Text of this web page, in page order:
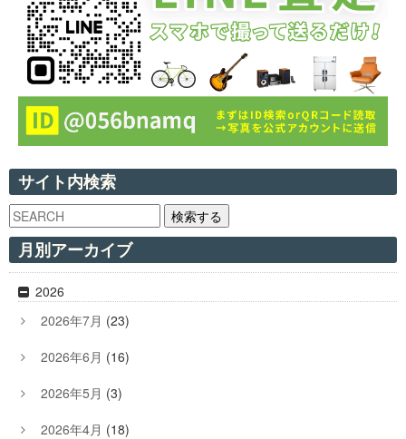
サイト内検索
検索する
月別アーカイブ
2026
2026年7月 (23)
2026年6月 (16)
2026年5月 (3)
2026年4月 (18)